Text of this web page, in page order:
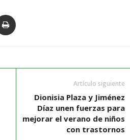
Artículo siguiente
Dionisia Plaza y Jiménez
Díaz unen fuerzas para
mejorar el verano de niños
con trastornos